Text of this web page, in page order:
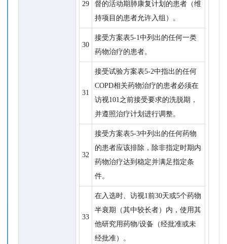
29
督的活动期肺康复计划的患者（维
持项目的患者允许入组）。
30
接受方案表5-1中列出的任何一类
药物治疗的患者。
31
接受试验方案表5-2中指出的任何
COPD相关药物治疗的患者必须在
访视101之前接受要求的洗脱期，
并遵照治疗计划进行调整。
32
接受方案表5-3中列出的任何药物
的患者应该排除，除非指定时期内
药物治疗达到稳定并满足指定条
件。
33
在入选时、访视1前30天或5个药物
半衰期（其中较长者）内，使用其
他研究用药物/设备（经批准或未
经批准）。